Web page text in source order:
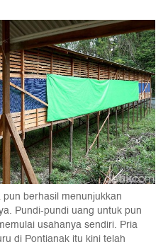
berhasil menunjukkan
Pundi-pundi uang untuk pun
usahanya sendiri. Pria
di Pontianak itu kini telah